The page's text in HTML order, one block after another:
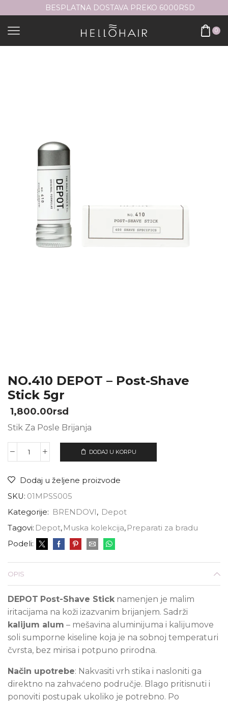
BESPLATNA DOSTAVA PREKO 6000RSD
0
NO.410 DEPOT – Post-Shave
Stick 5gr
1,800.00rsd
Stik Za Posle Brijanja
DODAJ U KORPU
Dodaj u željene proizvode
SKU: 01MPSS005
Kategorije: BRENDOVI, Depot
Tagovi: Depot, Muska kolekcija, Preparati za bradu
Podeli:
OPIS
DEPOT Post-Shave Stick namenjen je malim
iritacijama na koži izazvanim brijanjem. Sadrži
kalijum alum – mešavina aluminijuma i kalijumove
soli sumporne kiseline koja je na sobnoj temperaturi
čvrsta, bez mirisa i potpuno prirodna.
Način upotrebe: Nakvasiti vrh stika i nasloniti ga
direktno na zahvaćeno područje. Blago pritisnuti i
ponoviti postupak ukoliko je potrebno. Po